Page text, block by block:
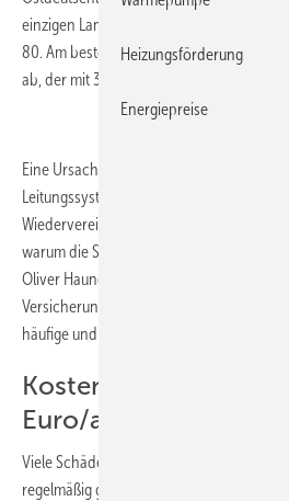
einzigen Landkreis in den neuen Ländern
80. Am besten schneidet der
ab, der mit 36 den niedrigsten Wert
Eine Ursache für das starke Gefälle ist
Leitungssysteme in Ost und West. „In
Wiedervereinigung viele Gebäude saniert
warum die Schäden dort im Vergleich zum
Oliver Hauner, Leiter der Abteilung Sach-
Versicherung beim GDV. Auch die
häufige und teure Schäden sein.
Kosten summieren
Euro/a
Viele Schäden wären vermeidbar, wenn
regelmäßig gewartet würden, so Hauner.
Heizungsförderung
Energiepreise